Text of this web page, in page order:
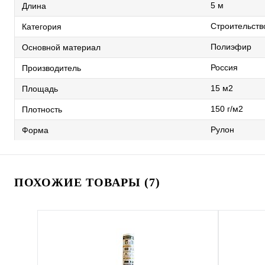
Длина 5 м
Категория
Основной материал Полиэфир
Производитель Россия
Площадь 15 м2
Плотность 150 г/м2
Форма Рулон
ПОХОЖИЕ ТОВАРЫ (7)